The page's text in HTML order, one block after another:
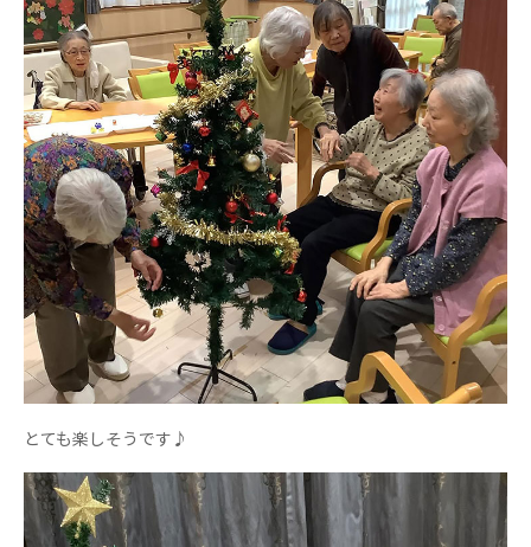
医療法人社団 デンタルケアコミュニティ
フォレストデンタルクリニック
医療法人 共生会
松園病院介護医療院
松園第二病院
複合ケアセンターまつぞの
医療法人社団 鴻愛会
こうのす共生病院
OKP with Life クリニック
こうのすナーシングホーム共生園
あげお共生の家
医療法人 京都翔医会
西京都クリニック
洛桂の郷
とても楽しそうです♪